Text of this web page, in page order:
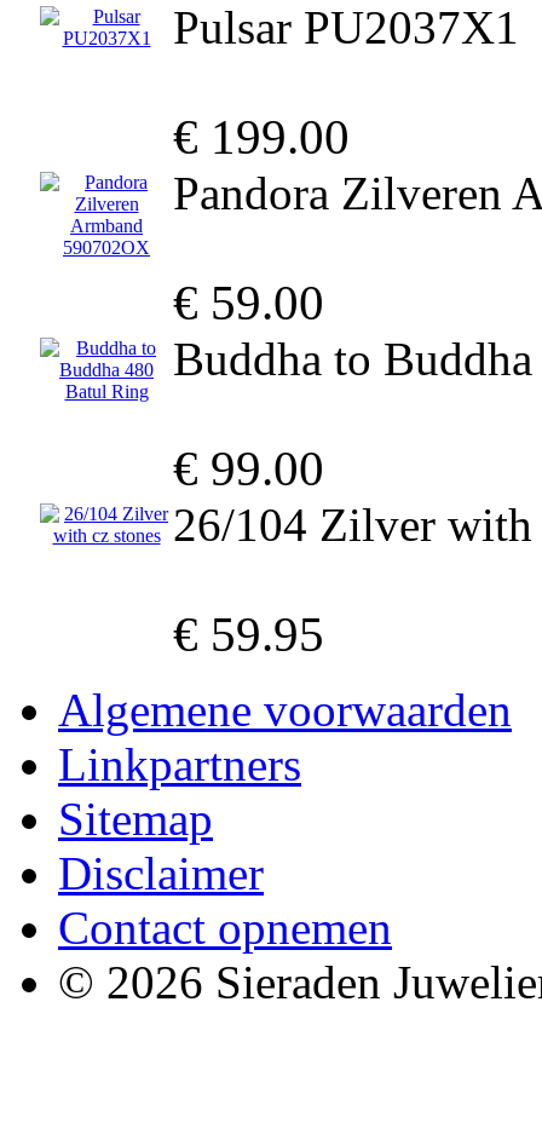
Pulsar PU2037X1
€ 199.00
Pandora Zilveren
€ 59.00
Buddha to
€ 99.00
26/104 Zilver with
€ 59.95
Algemene voorwaarden
Linkpartners
Sitemap
Disclaimer
Contact opnemen
© 2026 Sieraden